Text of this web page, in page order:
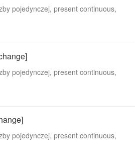
pojedynczej, present continuous,
pojedynczej, present continuous,
pojedynczej, present continuous,